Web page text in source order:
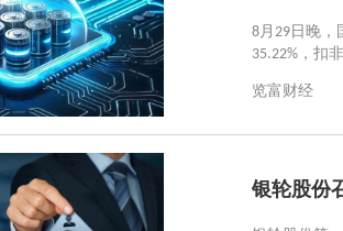
8月29日晚，
35.22%，扣
览富财经
银轮股份